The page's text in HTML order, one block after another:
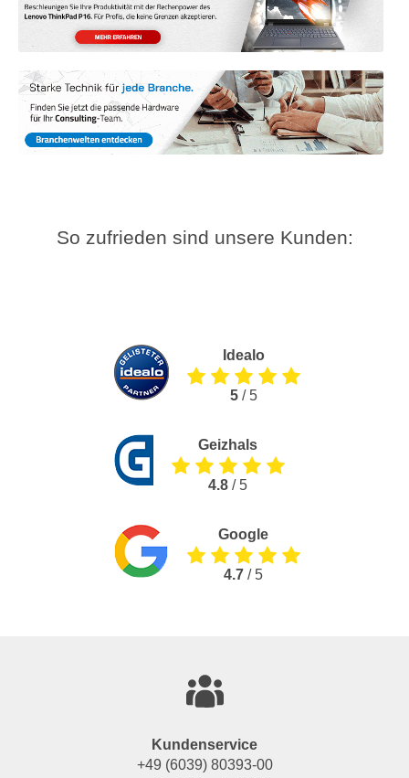
So zufrieden sind unsere Kunden:
Idealo
5/ 5
Geizhals
4.8 / 5
Google
4.7 / 5
Kundenservice
+49 (6039) 80393-00